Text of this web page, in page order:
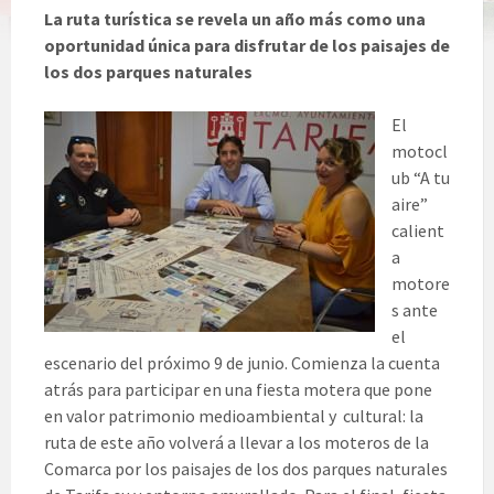
La ruta turística se revela un año más como una
oportunidad única para disfrutar de los paisajes de
los dos parques naturales
El
motocl
ub “A tu
aire”
calient
a
motore
s ante
el
escenario del próximo 9 de junio. Comienza la cuenta
atrás para participar en una fiesta motera que pone
en valor patrimonio medioambiental y cultural: la
ruta de este año volverá a llevar a los moteros de la
Comarca por los paisajes de los dos parques naturales